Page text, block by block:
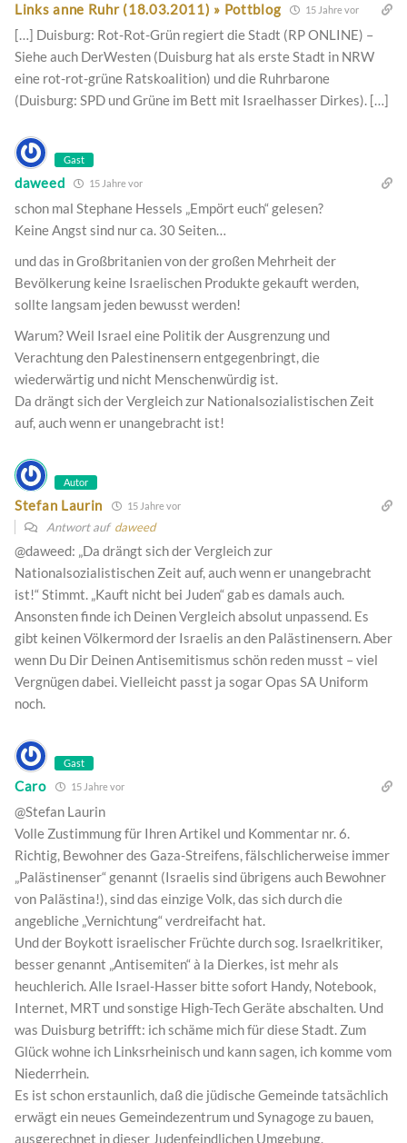
Links anne Ruhr (18.03.2011) » Pottblog 15 Jahre vor
[…] Duisburg: Rot-Rot-Grün regiert die Stadt (RP ONLINE) –
Siehe auch DerWesten (Duisburg hat als erste Stadt in NRW
eine rot-rot-grüne Ratskoalition) und die Ruhrbarone
(Duisburg: SPD und Grüne im Bett mit Israelhasser Dirkes). […]
Gast
daweed 15 Jahre vor
schon mal Stephane Hessels „Empört euch“ gelesen?
Keine Angst sind nur ca. 30 Seiten…
und das in Großbritanien von der großen Mehrheit der
Bevölkerung keine Israelischen Produkte gekauft werden,
sollte langsam jeden bewusst werden!
Warum? Weil Israel eine Politik der Ausgrenzung und
Verachtung den Palestinensern entgegenbringt, die
wiederwärtig und nicht Menschenwürdig ist.
Da drängt sich der Vergleich zur Nationalsozialistischen Zeit
auf, auch wenn er unangebracht ist!
Autor
Stefan Laurin 15 Jahre vor
Antwort auf daweed
@daweed: „Da drängt sich der Vergleich zur
Nationalsozialistischen Zeit auf, auch wenn er unangebracht
ist!“ Stimmt. „Kauft nicht bei Juden“ gab es damals auch.
Ansonsten finde ich Deinen Vergleich absolut unpassend. Es
gibt keinen Völkermord der Israelis an den Palästinensern. Aber
wenn Du Dir Deinen Antisemitismus schön reden musst – viel
Vergnügen dabei. Vielleicht passt ja sogar Opas SA Uniform
noch.
Gast
Caro 15 Jahre vor
@Stefan Laurin
Volle Zustimmung für Ihren Artikel und Kommentar nr. 6.
Richtig, Bewohner des Gaza-Streifens, fälschlicherweise immer
„Palästinenser“ genannt (Israelis sind übrigens auch Bewohner
von Palästina!), sind das einzige Volk, das sich durch die
angebliche „Vernichtung“ verdreifacht hat.
Und der Boykott israelischer Früchte durch sog. Israelkritiker,
besser genannt „Antisemiten“ à la Dierkes, ist mehr als
heuchlerich. Alle Israel-Hasser bitte sofort Handy, Notebook,
Internet, MRT und sonstige High-Tech Geräte abschalten. Und
was Duisburg betrifft: ich schäme mich für diese Stadt. Zum
Glück wohne ich Linksrheinisch und kann sagen, ich komme vom
Niederrhein.
Es ist schon erstaunlich, daß die jüdische Gemeinde tatsächlich
erwägt ein neues Gemeindezentrum und Synagoge zu bauen,
ausgerechnet in dieser Judenfeindlichen Umgebung.